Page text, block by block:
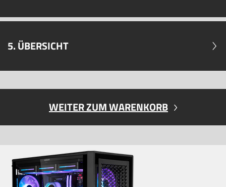
5. ÜBERSICHT
WEITER ZUM WARENKORB